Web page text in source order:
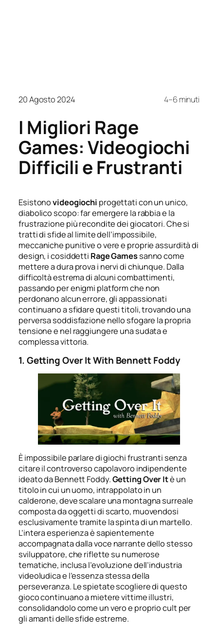
20 Agosto 2024 4–6 minuti
I Migliori Rage
Games: Videogiochi
Difficili e Frustranti
Esistonovideogiochi progettati con un unico,
diabolico scopo: far emergere la rabbia e la
frustrazione più recondite dei giocatori. Che si
tratti di sfide al limite dell’impossibile,
meccaniche punitive o vere e proprie assurdità di
design, i cosiddetti Rage Gamessanno come
mettere a dura prova i nervi di chiunque. Dalla
difficoltà estrema di alcuni combattimenti,
passando per enigmi platform che non
perdonano alcun errore, gli appassionati
continuano a sfidare questi titoli, trovando una
perversa soddisfazione nello sfogare la propria
tensione e nel raggiungere una sudata e
complessa vittoria.
1. Getting Over It With Bennett Foddy
È impossibile parlare di giochi frustranti senza
citare il controverso capolavoro indipendente
ideato da Bennett Foddy.Getting Over Itè un
titolo in cui un uomo, intrappolato in un
calderone, deve scalare una montagna surreale
composta da oggetti di scarto, muovendosi
esclusivamente tramite la spinta di un martello.
L’intera esperienza è sapientemente
accompagnata dalla voce narrante dello stesso
sviluppatore, che riflette su numerose
tematiche, inclusa l’evoluzione dell’industria
videoludica e l’essenza stessa della
perseveranza. Le spietate scogliere di questo
gioco continuano a mietere vittime illustri,
consolidandolo come un vero e proprio cult per
gli amanti delle sfide estreme.